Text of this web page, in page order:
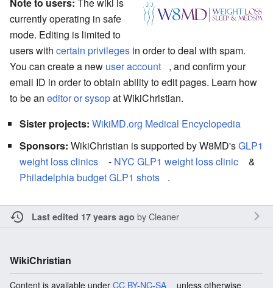
currently operating in safe
mode. Editing is limited to
users with certain privileges in order to deal with spam.
You can create a new user account
, and confirm your
email ID in order to obtain ability to edit pages. Learn how
to be an editor or sysopat WikiChristian.
Sister projects: WikiMD.org Medical Encyclopedia
Sponsors: WikiChristian is supported by W8MD'sGLP1
weight loss clinics
- NYC GLP1 weight loss clinic
&
Philadelphia budget GLP1 shots
.
Last edited 17 years ago byCleaner
WikiChristian
Content is available under CC BY-NC-SA unless otherwise